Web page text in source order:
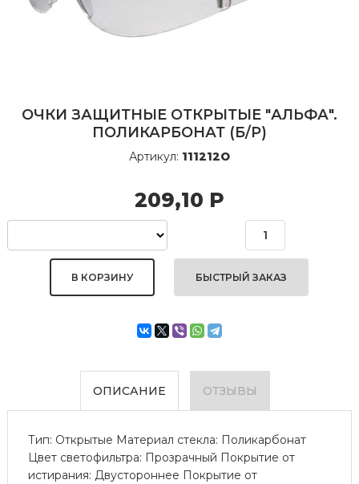
ОЧКИ ЗАЩИТНЫЕ ОТКРЫТЫЕ "АЛЬФА".
ПОЛИКАРБОНАТ (Б/Р)
Артикул: 111212О
209,10 Р
БЫСТРЫЙ ЗАКАЗ
ОПИСАНИЕ ОТЗЫВЫ
Тип: Открытые Материал стекла: Поликарбонат
Цвет светофильтра: Прозрачный Покрытие от
истирания: Двустороннее Покрытие от